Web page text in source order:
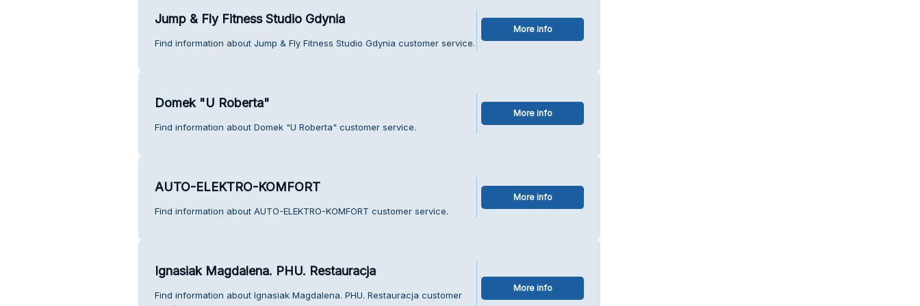
Jump & Fly Fitness Studio Gdynia
Find information about Jump & Fly Fitness Studio Gdynia customer service.
More info
Domek "U Roberta"
Find information about Domek "U Roberta" customer service.
More info
AUTO-ELEKTRO-KOMFORT
Find information about AUTO-ELEKTRO-KOMFORT customer service.
More info
Ignasiak Magdalena. PHU. Restauracja
Find information about Ignasiak Magdalena. PHU. Restauracja customer
More info